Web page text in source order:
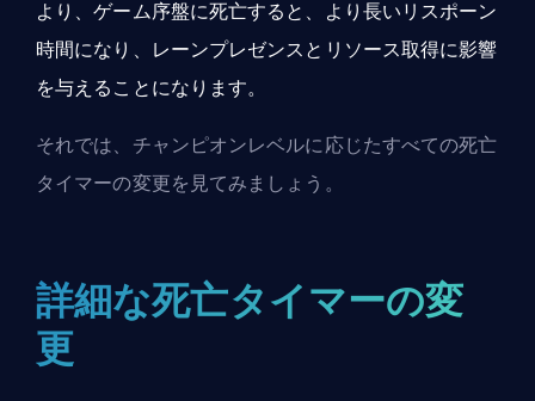
より、ゲーム序盤に死亡すると、より長いリスポーン
時間になり、レーンプレゼンスとリソース取得に影響
を与えることになります。
それでは、チャンピオンレベルに応じたすべての死亡
タイマーの変更を見てみましょう。
詳細な死亡タイマーの変
更